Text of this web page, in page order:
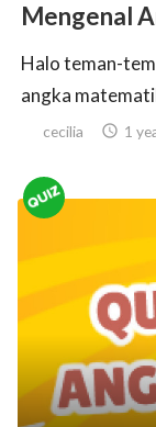
Mengenal
Halo teman-
angka
cecilia  1